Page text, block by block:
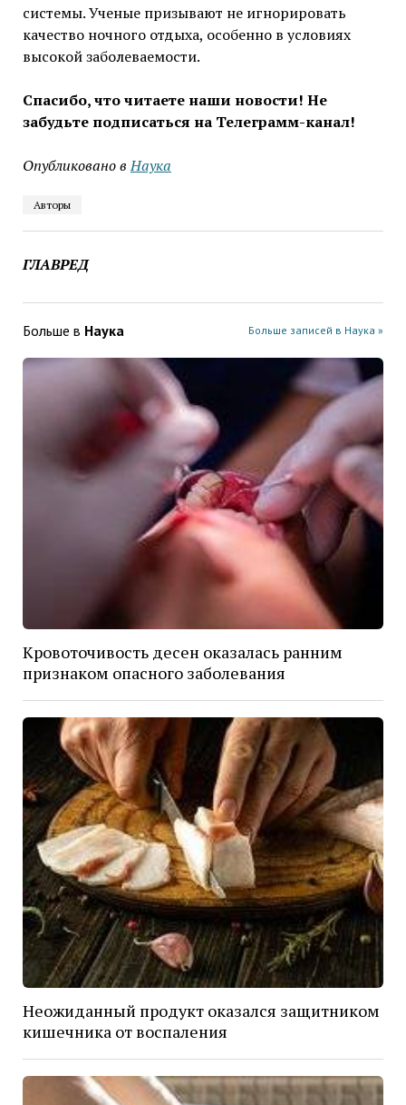
системы. Ученые призывают не игнорировать
качество ночного отдыха, особенно в условиях
высокой заболеваемости.
Спасибо, что читаете наши новости! Не
забудьте подписаться на Телеграмм-канал!
Опубликовано в Наука
Авторы
ГЛАВРЕД
Больше в Наука Больше записей в Наука »
Кровоточивость десен оказалась ранним
признаком опасного заболевания
Неожиданный продукт оказался защитником
кишечника от воспаления